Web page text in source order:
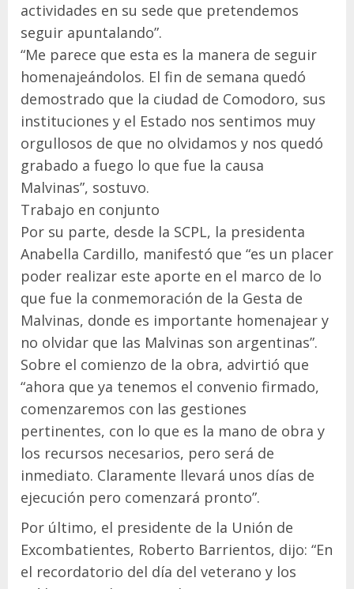
actividades en su sede que pretendemos
seguir apuntalando”.
“Me parece que esta es la manera de seguir
homenajeándolos. El fin de semana quedó
demostrado que la ciudad de Comodoro, sus
instituciones y el Estado nos sentimos muy
orgullosos de que no olvidamos y nos quedó
grabado a fuego lo que fue la causa
Malvinas”, sostuvo.
Trabajo en conjunto
Por su parte, desde la SCPL, la presidenta
Anabella Cardillo, manifestó que “es un placer
poder realizar este aporte en el marco de lo
que fue la conmemoración de la Gesta de
Malvinas, donde es importante homenajear y
no olvidar que las Malvinas son argentinas”.
Sobre el comienzo de la obra, advirtió que
“ahora que ya tenemos el convenio firmado,
comenzaremos con las gestiones
pertinentes, con lo que es la mano de obra y
los recursos necesarios, pero será de
inmediato. Claramente llevará unos días de
ejecución pero comenzará pronto”.
Por último, el presidente de la Unión de
Excombatientes, Roberto Barrientos, dijo: “En
el recordatorio del día del veterano y los